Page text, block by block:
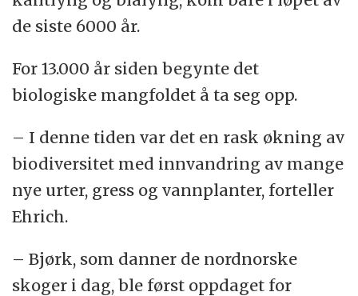
de siste 6000 år.
For 13.000 år siden begynte det
biologiske mangfoldet å ta seg opp.
– I denne tiden var det en rask økning av
biodiversitet med innvandring av mange
nye urter, gress og vannplanter, forteller
Ehrich.
– Bjørk, som danner de nordnorske
skoger i dag, ble først oppdaget for